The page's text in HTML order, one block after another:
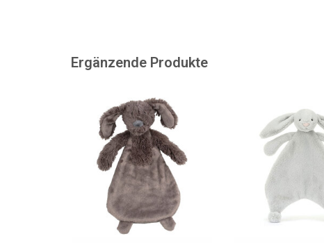
Ergänzende Produkte
Jax ist ein verspielter und cooler
Schmusehund und
Schmusetuch zugleich.
ZUM WARENKORB HINZUFÜGEN
Kuscheltuch von
ZUM WARENKORB